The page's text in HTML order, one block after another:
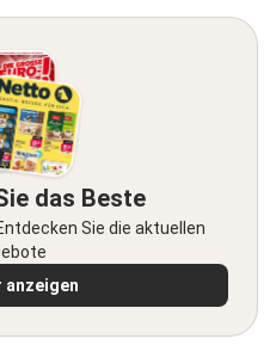
das Beste
Sie die aktuellen
anzeigen